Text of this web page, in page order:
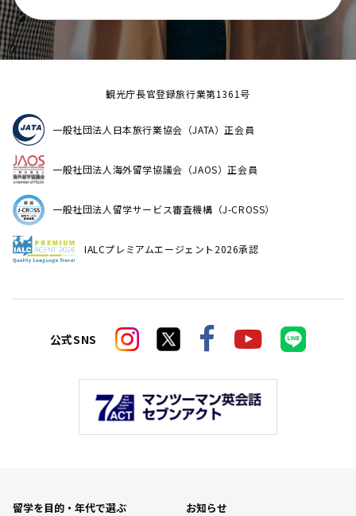
観光庁長官登録旅行業第1361号
一般社団法人日本旅行業協会（JATA）正会員
一般社団法人海外留学協議会（JAOS）正会員
一般社団法人留学サービス審査機構（J-CROSS）
IALCプレミアムエージェント2026承認
公式SNS
留学を目的・年代で選ぶ お知らせ